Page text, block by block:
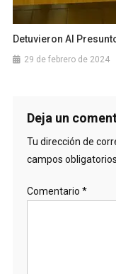
Detuvieron Al
29 de febrero de 2024
Deja un
Tu dirección de
campos
Comentario *